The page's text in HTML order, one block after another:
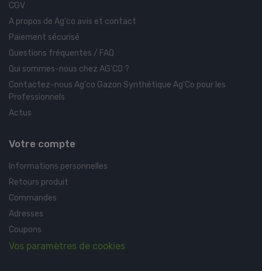
CGV
A propos de Ag'co avis et contact
Paiement sécurisé
Questions fréquentes / FAQ
Qui sommes-nous chez AG'CO ?
Contactez-nous Ag'co Gazon Synthétique Ag'Co pour les
Professionnels
Actus
Votre compte
Informations personnelles
Retours produit
Commandes
Adresses
Coupons
Vos paramètres de cookies